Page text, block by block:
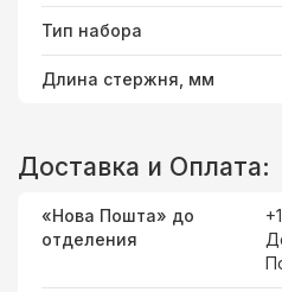
Тип набора
Длина стержня, мм
Доставка и Оплата:
«Нова Пошта» до
отделения